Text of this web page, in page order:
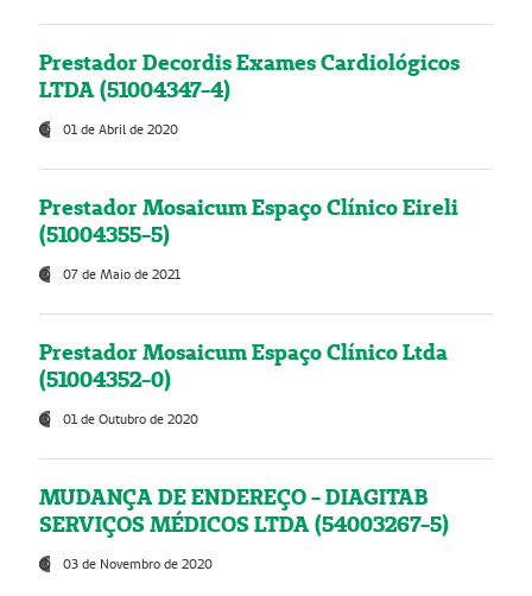
Prestador Decordis Exames Cardiológicos
LTDA (51004347-4)
01 de Abril de 2020
Prestador Mosaicum Espaço Clínico Eireli
(51004355-5)
07 de Maio de 2021
Prestador Mosaicum Espaço Clínico Ltda
(51004352-0)
01 de Outubro de 2020
MUDANÇA DE ENDEREÇO - DIAGITAB
SERVIÇOS MÉDICOS LTDA (54003267-5)
03 de Novembro de 2020